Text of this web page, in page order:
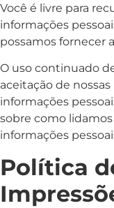
Você é livre para
informações
possamos fornecer
O uso continuado
aceitação de
informações
sobre como
informações
Política